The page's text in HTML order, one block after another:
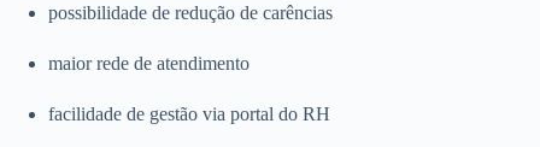
possibilidade de redução de carências
maior rede de atendimento
facilidade de gestão via portal do RH